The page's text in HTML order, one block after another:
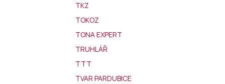
TKZ
TOKOZ
TONA EXPERT
TRUHLÁŘ
TTT
TVAR PARDUBICE